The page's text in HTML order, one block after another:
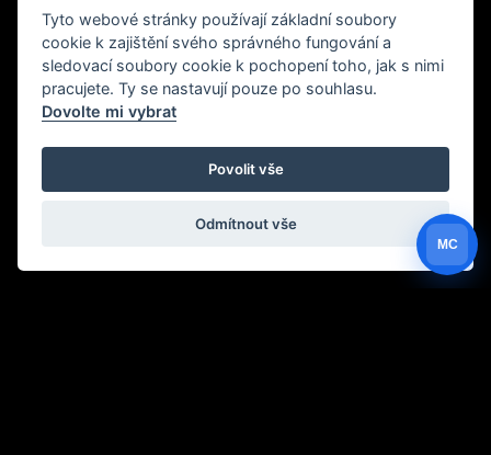
Tyto webové stránky používají základní soubory
cookie k zajištění svého správného fungování a
sledovací soubory cookie k pochopení toho, jak s nimi
pracujete. Ty se nastavují pouze po souhlasu.
Dovolte mi vybrat
Povolit vše
Odmítnout vše
MC